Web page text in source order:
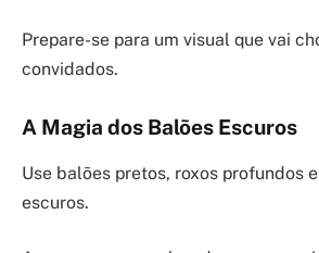
Prepare-se para um visual que vai
convidados.
A Magia dos Balões Escuros
Use balões pretos, roxos profundos
escuros.